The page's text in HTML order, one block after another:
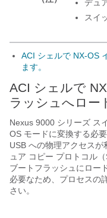
デュ
スイ
ACI シェルで NX-OS
ます。
ACI シェルで
ラッシュへロー
Nexus 9000 シリーズ ス
OS モードに変換する必
USB への物理アクセス
ュア コピー プロトコル
ブートフラッシュにロー
必要なため、プロセスの
さい。